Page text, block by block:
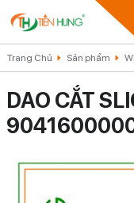
Trang Chủ Sản phẩm
DAO CẮT